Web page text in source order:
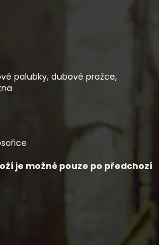
palubky, dubové pražce,
je možné pouze po předchozí